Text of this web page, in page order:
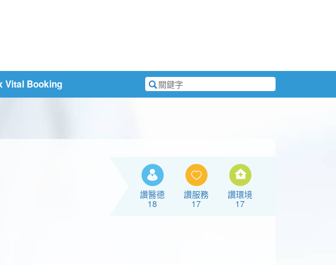
Vital Booking
搜
尋
讚醫德
18
讚服務
17
讚環境
17